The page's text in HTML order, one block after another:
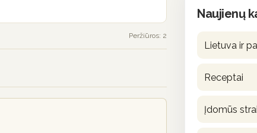
Peržiūros: 2
Naujienų
Lietuva ir
Receptai
Įdomūs